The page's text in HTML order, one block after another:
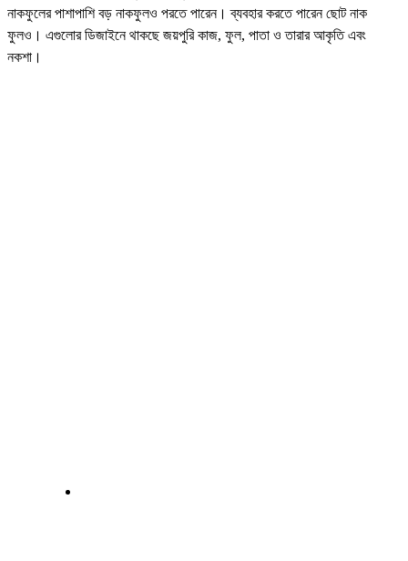
নাকফুলের পাশাপাশি বড় নাকফুলও পরতে পারেন। ব্যবহার করতে পারেন ছোট নাক
ফুলও। এগুলোর ডিজাইনে থাকছে জয়পুরি কাজ, ফুল, পাতা ও তারার আকৃতি এবং
নকশা।